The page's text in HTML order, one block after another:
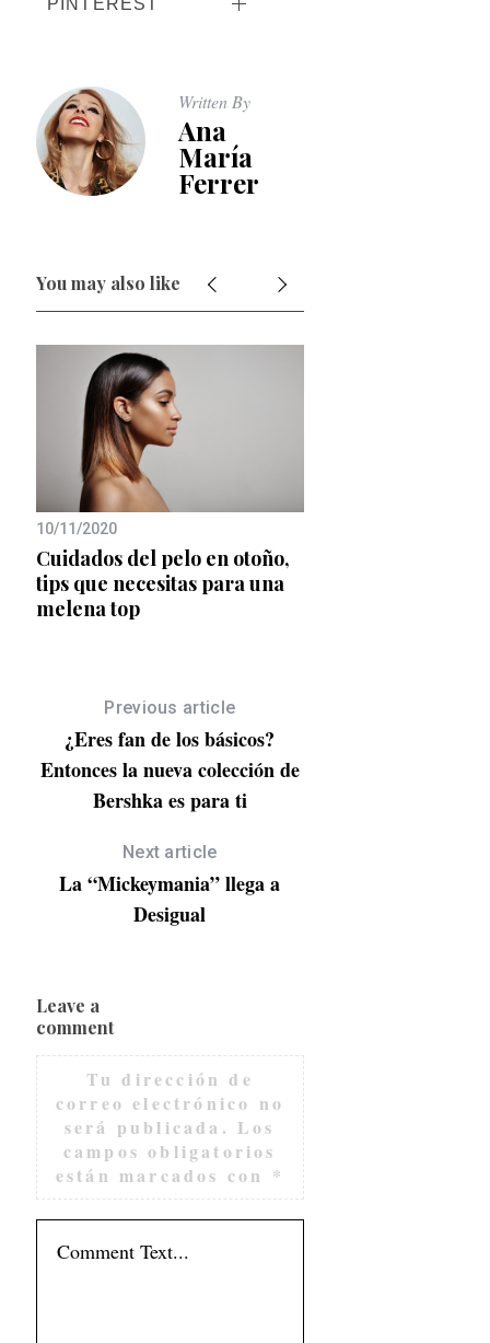
Written By
Ana
María
Ferrer
You may also like
10/11/2020
Cuidados del pelo en otoño,
tips que necesitas para una
melena top
Previous article
¿Eres fan de los básicos?
Entonces la nueva colección de
Bershka es para ti
Next article
La “Mickeymania” llega a
Desigual
Leave a
comment
Tu dirección de
correo electrónico no
será publicada. Los
campos obligatorios
están marcados con *